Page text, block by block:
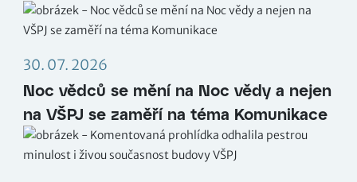
30. 07. 2026
Noc vědců se mění na Noc vědy a nejen
na VŠPJ se zaměří na téma Komunikace